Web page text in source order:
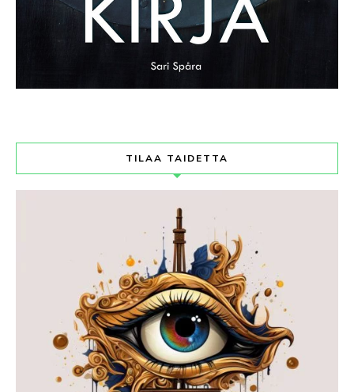
TILAA TAIDETTA